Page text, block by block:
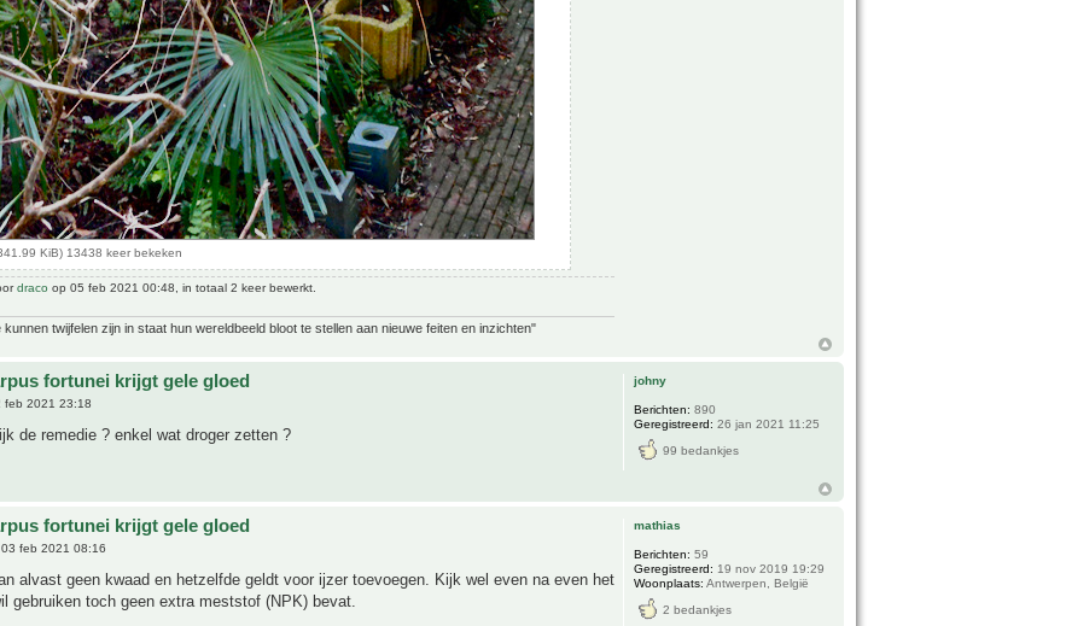
KiB) 13438 keer bekeken
draco op 05 feb 2021 00:48, in totaal 2 keer bewerkt.
kunnen twijfelen zijn in staat hun wereldbeeld bloot te stellen aan nieuwe feiten en inzichten"
fortunei krijgt gele gloed
feb 2021 23:18
de remedie ? enkel wat droger zetten ?
johny
Berichten: 890
Geregistreerd: 26 jan 2021 11:25
99 bedankjes
fortunei krijgt gele gloed
feb 2021 08:16
alvast geen kwaad en hetzelfde geldt voor ijzer toevoegen. Kijk wel even na even het
gebruiken toch geen extra meststof (NPK) bevat.
mathias
Berichten: 59
Geregistreerd: 19 nov 2019 19:29
Woonplaats: Antwerpen, België
2 bedankjes